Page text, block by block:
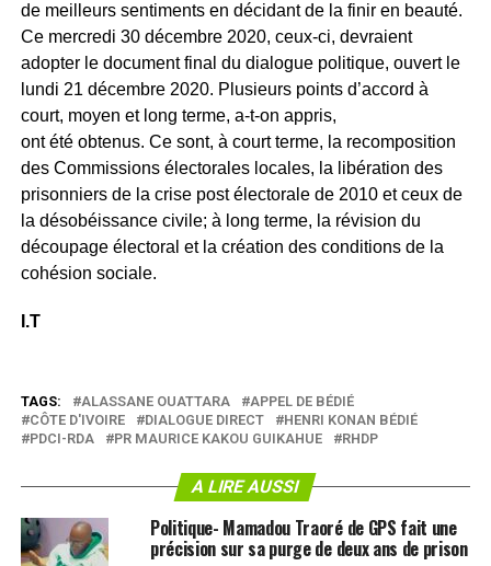
de meilleurs sentiments en décidant de la finir en beauté.
Ce mercredi 30 décembre 2020, ceux-ci, devraient
adopter le document final du dialogue politique, ouvert le
lundi 21 décembre 2020. Plusieurs points d’accord à
court, moyen et long terme, a-t-on appris,
ont été obtenus. Ce sont, à court terme, la recomposition
des Commissions électorales locales, la libération des
prisonniers de la crise post électorale de 2010 et ceux de
la désobéissance civile; à long terme, la révision du
découpage électoral et la création des conditions de la
cohésion sociale.
I.T
TAGS: ALASSANE OUATTARA
APPEL DE BÉDIÉ
CÔTE D'IVOIRE
DIALOGUE DIRECT
HENRI KONAN BÉDIÉ
PDCI-RDA
PR MAURICE KAKOU GUIKAHUE RHDP
A LIRE AUSSI
Politique- Mamadou Traoré de GPS fait une
précision sur sa purge de deux ans de prison